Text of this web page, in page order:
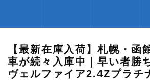
【最新在庫入荷】札幌・函
車が続々入庫中｜早い者勝
ヴェルファイア2.4Zプラチ